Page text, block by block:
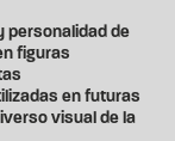
personalidad de
figuras
en futuras
visual de la